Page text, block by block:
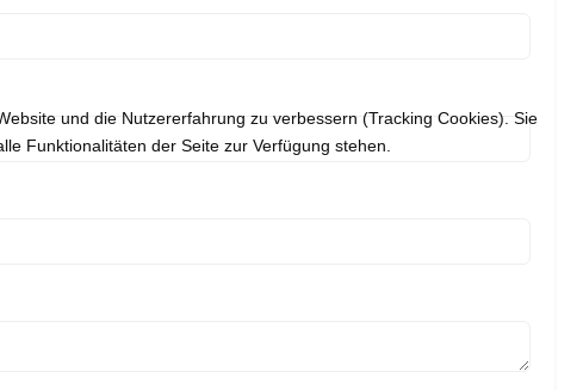
und die Nutzererfahrung zu verbessern (Tracking Cookies). Sie
Funktionalitäten der Seite zur Verfügung stehen.